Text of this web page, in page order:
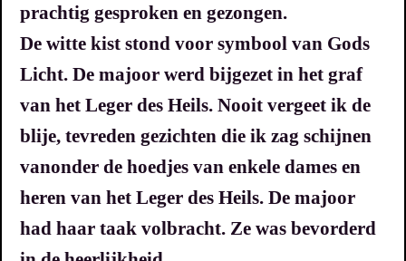
prachtig gesproken en gezongen.
De witte kist stond voor symbool van Gods
Licht. De majoor werd bijgezet in het graf
van het Leger des Heils. Nooit vergeet ik de
blije, tevreden gezichten die ik zag schijnen
vanonder de hoedjes van enkele dames en
heren van het Leger des Heils. De majoor
had haar taak volbracht. Ze was bevorderd